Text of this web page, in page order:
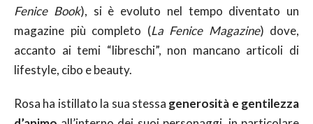
Fenice Book), si è evoluto nel tempo diventato un
magazine più completo (La Fenice Magazine) dove,
accanto ai temi “libreschi”, non mancano articoli di
lifestyle, cibo e beauty.
Rosa ha istillato la sua stessa generosità e gentilezza